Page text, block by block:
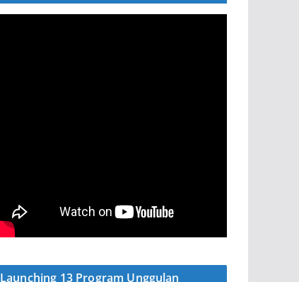
Launching 13 Program Unggulan